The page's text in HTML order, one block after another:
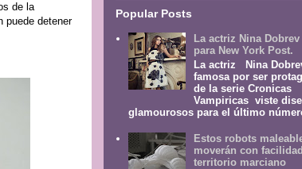
de la
puede detener
Popular Posts
La actriz Nina
para New York Post.
La actriz Nina
famosa por ser
de la serie Cronicas
Vampiricas viste
glamourosos para el último
Estos robots
moverán con
territorio marciano